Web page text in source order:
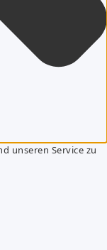
unseren Service zu